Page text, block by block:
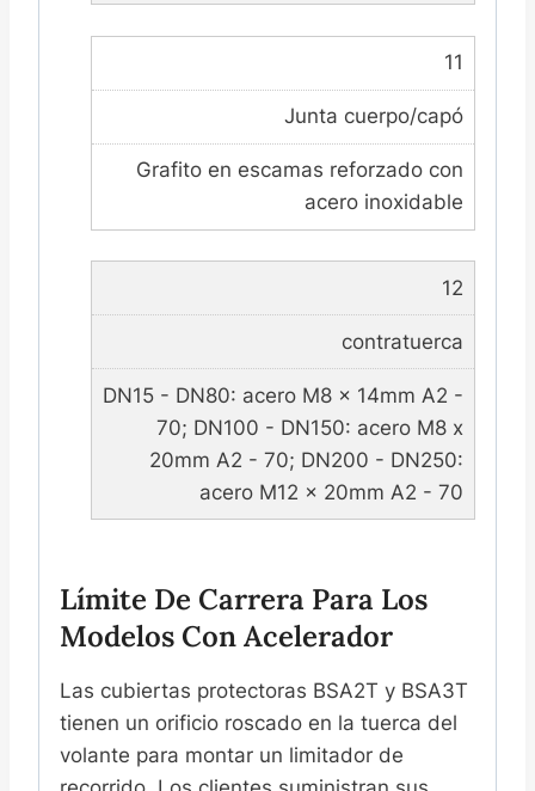
11
Junta cuerpo/capó
Grafito en escamas reforzado con
acero inoxidable
12
contratuerca
DN15 - DN80: acero M8 x 14mm A2 -
70; DN100 - DN150: acero M8 x
20mm A2 - 70; DN200 - DN250:
acero M12 x 20mm A2 - 70
Límite De Carrera Para Los
Modelos Con Acelerador
Las cubiertas protectoras BSA2T y BSA3T
tienen un orificio roscado en la tuerca del
volante para montar un limitador de